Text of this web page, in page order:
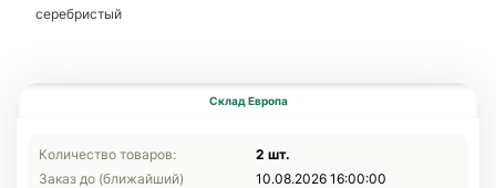
серебристый
Склад Европа
Количество товаров:
2 шт.
Заказ до (ближайший)
10.08.2026 16:00:00